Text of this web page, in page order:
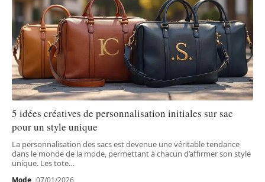
5 idées créatives de personnalisation initiales sur sac
pour un style unique
La personnalisation des sacs est devenue une véritable tendance
dans le monde de la mode, permettant à chacun d’affirmer son style
unique. Les tote…
Mode 07/01/2026